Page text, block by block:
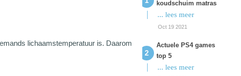
lichaamstemperatuur is. Daarom
koudschuim matras
... lees meer
Oct 19 2021
Actuele PS4 games
top 5
... lees meer